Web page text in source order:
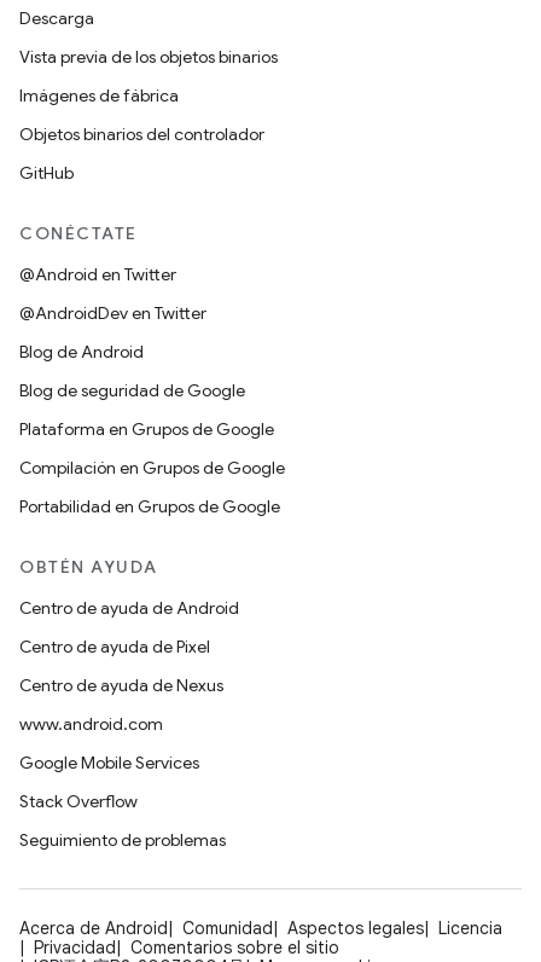
Descarga
Vista previa de los objetos binarios
Imágenes de fábrica
Objetos binarios del controlador
GitHub
CONÉCTATE
@Android en Twitter
@AndroidDev en Twitter
Blog de Android
Blog de seguridad de Google
Plataforma en Grupos de Google
Compilación en Grupos de Google
Portabilidad en Grupos de Google
OBTÉN AYUDA
Centro de ayuda de Android
Centro de ayuda de Pixel
Centro de ayuda de Nexus
www.android.com
Google Mobile Services
Stack Overflow
Seguimiento de problemas
Acerca de Android Comunidad Aspectos legales
Licencia
Privacidad
Comentarios sobre el sitio